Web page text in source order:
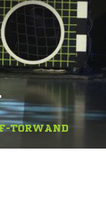
TORWAND